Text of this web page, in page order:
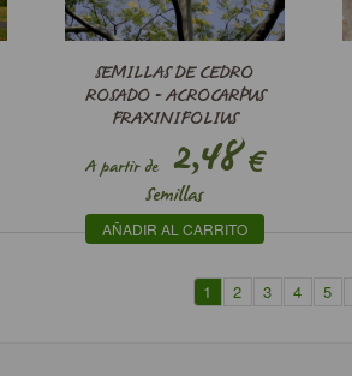
SEMILLAS DE CEDRO
ROSADO - ACROCARPUS
FRAXINIFOLIUS
A partir de2,48€
Semillas
AÑADIR AL CARRITO
1 2 3 4 5